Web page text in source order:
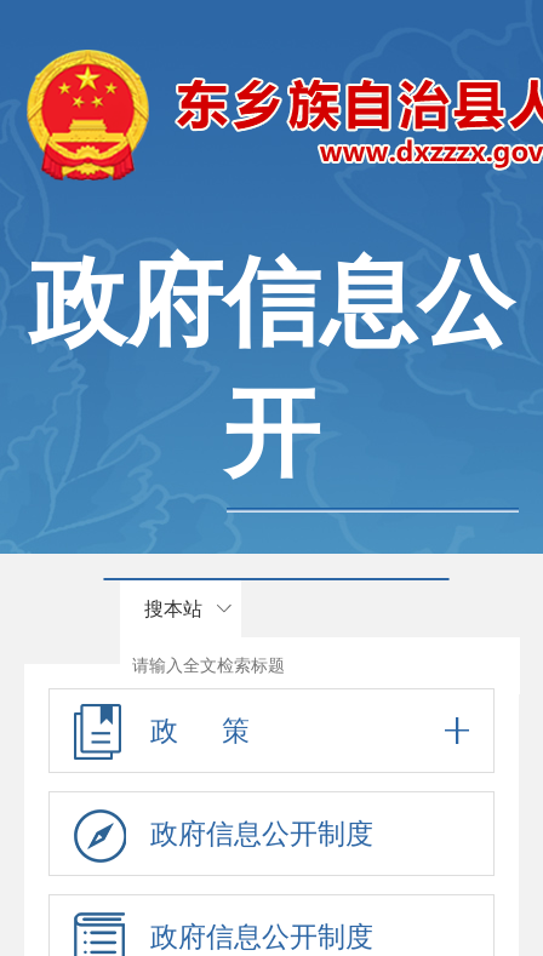
政府信息公
开
搜本站
政 策
政府信息公开制度
政府信息公开制度